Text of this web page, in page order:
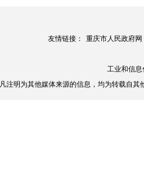
友情链接： 重庆市人民政府网
工业和信
凡注明为其他媒体来源的信息，均为转载自